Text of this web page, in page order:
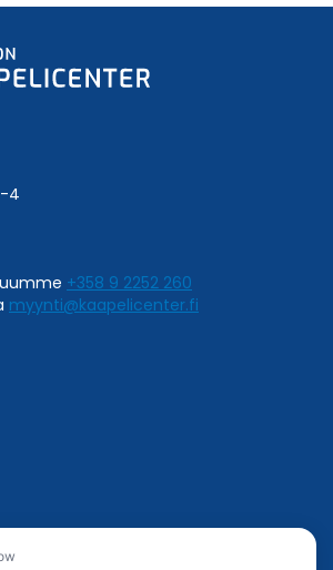
4
+358 9 2252 260
myynti@kaapelicenter.fi